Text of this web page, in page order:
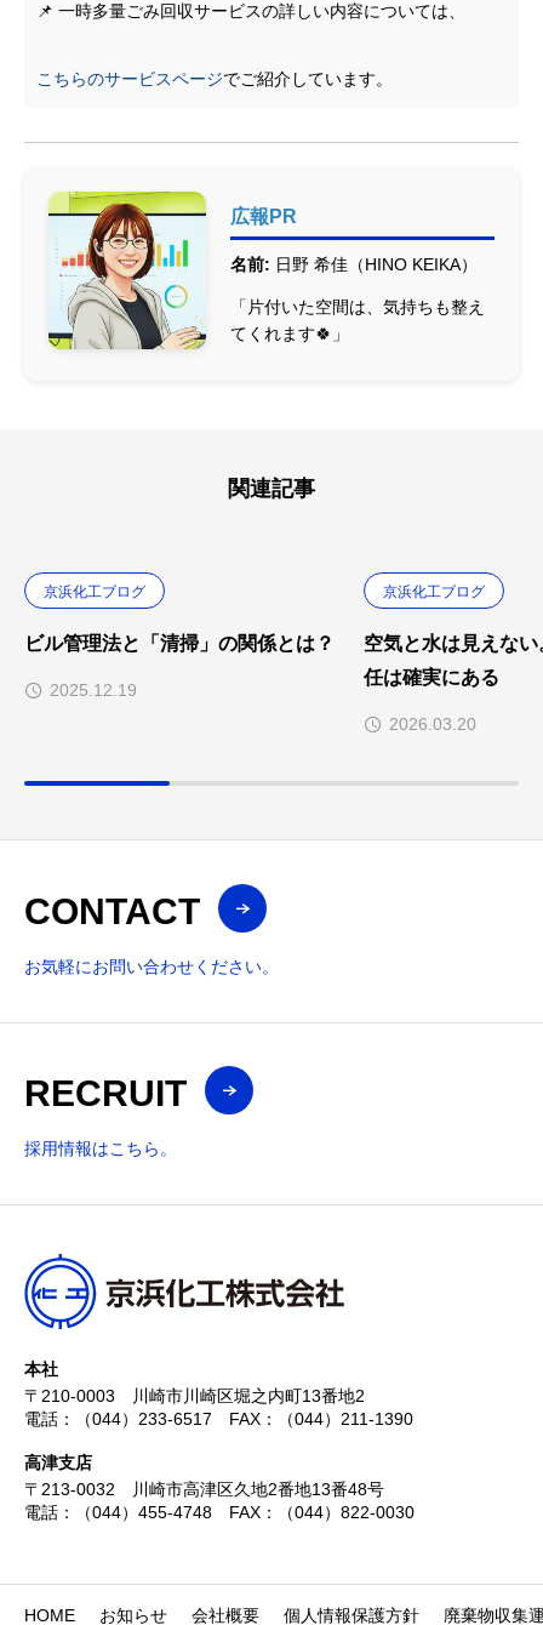
📌 一時多量ごみ回収サービスの詳しい内容については、
こちらのサービスページでご紹介しています。
広報PR
名前: 日野 希佳（HINO KEIKA）
「片付いた空間は、気持ちも整え
てくれます🍀」
関連記事
京浜化工ブログ
ビル管理法と「清掃」の関係とは？
2025.12.19
京浜化工ブログ
空気と水は見えな
任は確実にある
2026.03.20
CONTACT
お気軽にお問い合わせください。
RECRUIT
採用情報はこちら。
本社
〒210-0003
川崎市川崎区堀之内町13番地2
電話：（044）233-6517
FAX：（044）211-1390
高津支店
〒213-0032
川崎市高津区久地2番地13番48号
電話：（044）455-4748
FAX：（044）822-0030
HOME お知らせ 会社概要 個人情報保護方針 廃棄物収集